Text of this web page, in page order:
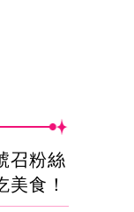
召粉絲
美食！